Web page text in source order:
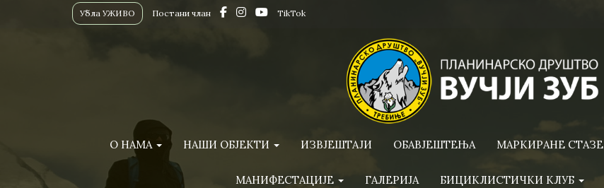
Убла УЖИВО Постани члан TikTok
О НАМА НАШИ ОБЈЕКТИ ИЗВЈЕШТАЈИ ОБАВЈЕШТЕЊА МАРКИРАНЕ СТАЗЕ
МАНИФЕСТАЦИЈЕ ГАЛЕРИЈА БИЦИКЛИСТИЧКИ КЛУБ